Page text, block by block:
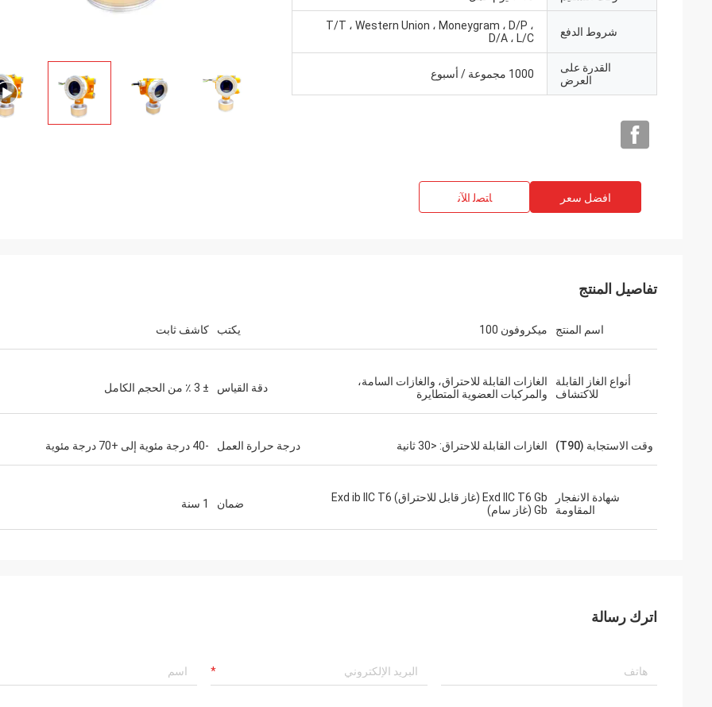
شروط الدفع
T/T ، Western Union ، Moneygram ، D/P ،
D/A ، L/C
القدرة على
العرض
1000 مجموعة / أسبوع
افضل سعر ﺎﺘﺼﻟ ﺍﻶﻧ
تفاصيل المنتج
اسم المنتج ميكروفون 100 يكتب كاشف ثابت
أنواع الغاز القابلة
للاكتشاف
الغازات القابلة للاحتراق، والغازات السامة،
والمركبات العضوية المتطايرة
دقة القياس ± 3 ٪ من الحجم الكامل
وقت الاستجابة (T90) الغازات القابلة للاحتراق: <30 ثانية درجة حرارة العمل -40 درجة مئوية إلى +70 درجة مئوية
شهادة الانفجار
المقاومة
Exd IIC T6 Gb (غاز قابل للاحتراق) Exd ib IIC T6
Gb (غاز سام)
ضمان 1 سنة
اترك رسالة